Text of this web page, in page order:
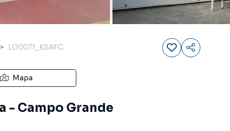
LO0071_KSAFC
Mapa
- Campo Grande